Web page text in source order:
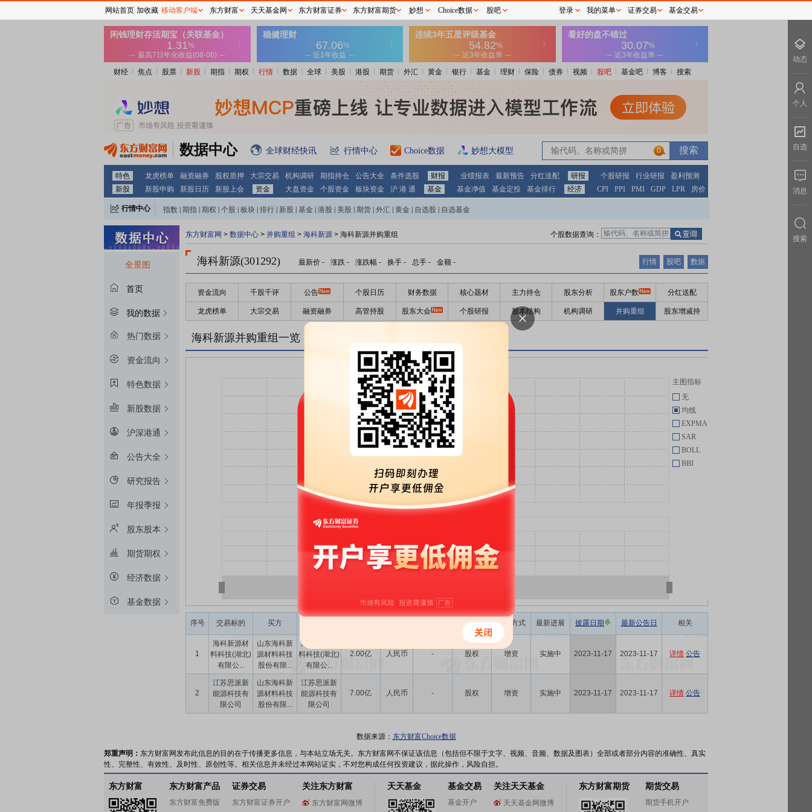
财经 焦点 股票 新股 期指 期权 行情 数据 全球 美股 港股 期货 外汇 黄金 银行 基金 理财 保险 债券 视频 股吧 基金吧 博客 搜索
数据中心 全球财经快讯 行情中心 Choice数据 妙想大模型 0
特色 龙虎榜单 融资融券 股权质押 大宗交易 机构调研 期指持仓 公告大全 条件选股 财报 业绩报表 最新预告 分红送配 研报 个股研报 行业研报
盈利预测
新股
新股申购 新股日历 新股上会 资金 大盘资金 个股资金 板块资金 沪 港 通 基金 基金净值 基金定投 基金排行 经济 CPI PPI PMI GDP LPR 房价
行情中心 指数 期指 期权 个股 板块 排行 新股 基金 港股 美股 期货 外汇 黄金 自选股 自选基金
全景图
首页
我的数据
热门数据
资金流向
特色数据
新股数据
沪深港通
公告大全
研究报告
年报季报
股东股本
期货期权
经济数据
基金数据
东方财富网 > 数据中心 > 并购重组 > 海科新源 > 海科新源并购重组 个股数据查询：
海科新源(301292) 最新价 - 涨跌 - 涨跌幅 - 换手 - 总手 - 金额 - 行情 股吧 数据
资金流向 千股千评 公告 个股日历 财务数据 核心题材 主力持仓 股东分析 股东户数 分红送配
龙虎榜单 大宗交易 融资融券 高管持股 股东大会 个股研报 股本结构 机构调研 并购重组 股东增减持
海科新源并购重组一览
主图指标
无
均线
EXPMA
SAR
BOLL
BBI
序号 交易标的 买方
交易金额
股权转让
标的类型 并购方式 最新进展 披露日期 最新公告日 相关
1
海科新源材
料科技(湖北)
有限公...
山东海科新
源材料科技
股份有限...
海科新源材
料科技(湖北)
有限公...
2.00亿 人民币 - 股权 增资 实施中 2023-11-17 2023-11-17 详情 公告
2
江苏思派新
能源科技有
限公司
山东海科新
源材料科技
股份有限...
江苏思派新
能源科技有
限公司
7.00亿 人民币 - 股权 增资 实施中 2023-11-17 2023-11-17 详情 公告
数据来源： 东方财富Choice数据
郑重声明： 东方财富网发布此信息的目的在于传播更多信息，与本站立场无关。东方财富网不保证该信息（包括但不限于文字、视频、音频、数据及图表）全部或者部分内容的准确性、真实
性、完整性、有效性、及时性、原创性等。相关信息并未经过本网站证实，不对您构成任何投资建议，据此操作，风险自担。
东方财富 东方财富产品
东方财富免费版
证券交易
东方财富证券开户
关注东方财富
东方财富网微博
天天基金 基金交易
基金开户
关注天天基金
天天基金网微博
东方财富期货 期货交易
期货手机开户
网站首页 加收藏 移动客户端 东方财富 天天基金网 东方财富证券 东方财富期货 妙想 Choice数据 股吧 登录 我的菜单 证券交易 基金交易
动态
个人
自选
消息
搜索